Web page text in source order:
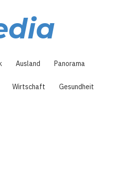
Ausland Panorama
Wirtschaft Gesundheit